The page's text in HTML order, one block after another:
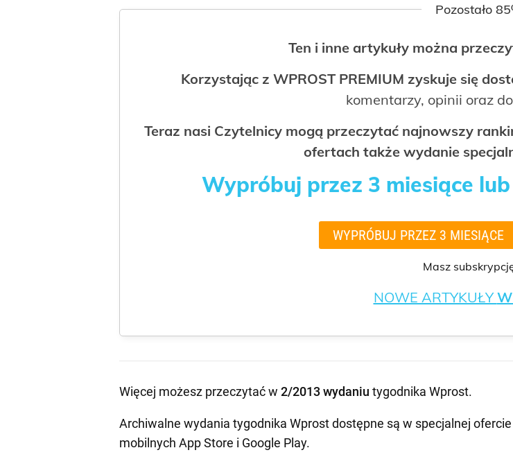
Pozostało
Ten i inne artykuły można
Korzystając z WPROST PREMIUM zyskuje się
komentarzy, opinii oraz
Teraz nasi Czytelnicy mogą przeczytać najnowszy
ofertach także wydanie
Wypróbuj przez 3 miesiące
WYPRÓBUJ PRZEZ 3 MIESIĄCE
Masz
NOWE ARTYKUŁY
Więcej możesz przeczytać w 2/2013 wydaniu tygodnika Wprost.
Archiwalne wydania tygodnika Wprost dostępne są w specjalnej ofercie
mobilnych App Store i Google Play.